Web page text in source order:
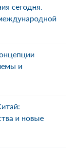
сегодня.
и
и новые